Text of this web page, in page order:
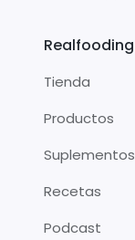
Realfooding
Tienda
Productos
Suplementos
Recetas
Podcast